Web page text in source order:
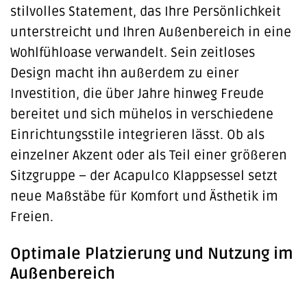
stilvolles Statement, das Ihre Persönlichkeit
unterstreicht und Ihren Außenbereich in eine
Wohlfühloase verwandelt. Sein zeitloses
Design macht ihn außerdem zu einer
Investition, die über Jahre hinweg Freude
bereitet und sich mühelos in verschiedene
Einrichtungsstile integrieren lässt. Ob als
einzelner Akzent oder als Teil einer größeren
Sitzgruppe – der Acapulco Klappsessel setzt
neue Maßstäbe für Komfort und Ästhetik im
Freien.
Optimale Platzierung und Nutzung im
Außenbereich